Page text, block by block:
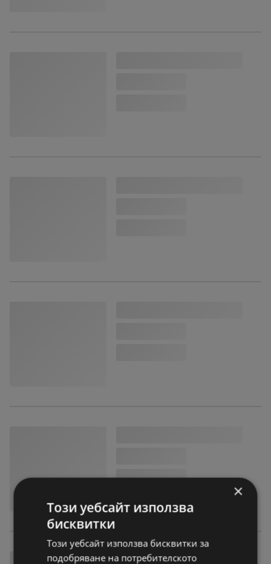
×
Този уебсайт използва
бисквитки
Този уебсайт използва бисквитки за
подобряване на потребителското